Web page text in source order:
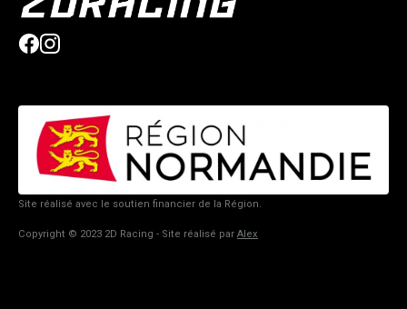
Site réalisé avec le soutien financier de la Région.
Copyright © 2023 2D Racing - Site réalisé par Alex